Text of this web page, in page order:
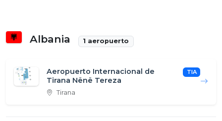
Albania 1 aeropuerto
Aeropuerto Internacional de
Tirana Nënë Tereza
TIA
Tirana